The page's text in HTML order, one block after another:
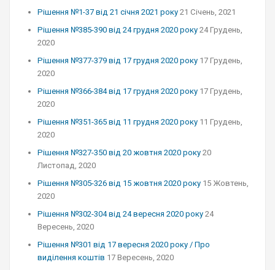
Рішення №1-37 від 21 січня 2021 року 21 Січень, 2021
Рішення №385-390 від 24 грудня 2020 року 24 Грудень,
2020
Рішення №377-379 від 17 грудня 2020 року 17 Грудень,
2020
Рішення №366-384 від 17 грудня 2020 року 17 Грудень,
2020
Рішення №351-365 від 11 грудня 2020 року 11 Грудень,
2020
Рішення №327-350 від 20 жовтня 2020 року 20
Листопад, 2020
Рішення №305-326 від 15 жовтня 2020 року 15 Жовтень,
2020
Рішення №302-304 від 24 вересня 2020 року 24
Вересень, 2020
Рішення №301 від 17 вересня 2020 року / Про
виділення коштів 17 Вересень, 2020